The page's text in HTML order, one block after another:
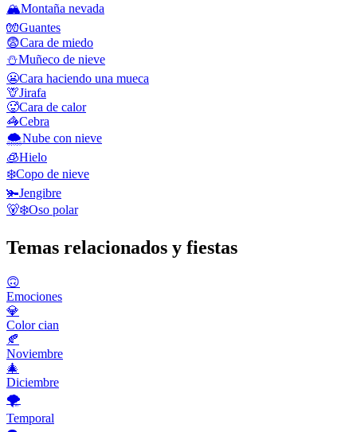
🏔️Montaña nevada
🧤Guantes
😨Cara de miedo
⛄Muñeco de nieve
😬Cara haciendo una mueca
🦒Jirafa
🥵Cara de calor
🦓Cebra
🌨️Nube con nieve
🧊Hielo
❄️Copo de nieve
🫚Jengibre
🐻‍❄️Oso polar
Temas relacionados y fiestas
🙃
Emociones
💎
Color cian
🍂
Noviembre
🎄
Diciembre
🌪
Temporal